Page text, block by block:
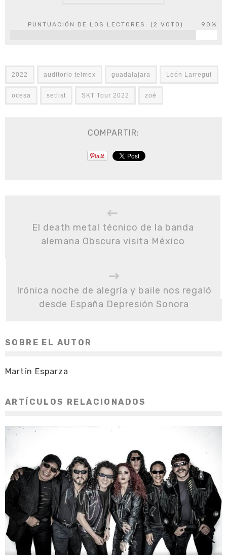
PUNTUACIÓN DE LOS LECTORES: (2 VOTO) 90%
2022 auditorio telmex guadalajara León Larregui
ocesa setlist SKT Tour 2022 zoé
COMPARTIR:
El death metal técnico de la banda
alemana Obscura visita México
Irónica noche de alegría y baile nos regaló
desde España Depresión Sonora
SOBRE EL AUTOR
Martín Esparza
ARTÍCULOS RELACIONADOS